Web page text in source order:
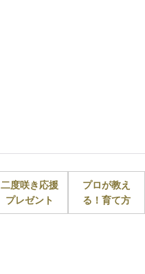
二度咲き応援
プレゼント
プロが教え
る！育て方